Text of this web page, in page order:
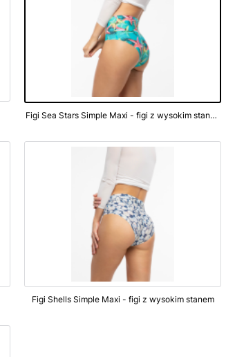
Figi Sea Stars Simple Maxi - figi z wysokim stanem
Figi Shells Simple Maxi - figi z wysokim stanem